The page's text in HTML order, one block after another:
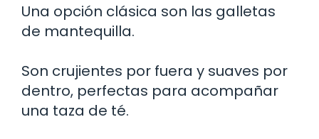
Una opción clásica son las galletas
de mantequilla.
Son crujientes por fuera y suaves por
dentro, perfectas para acompañar
una taza de té.